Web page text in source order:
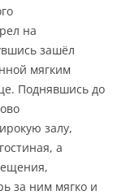
на
зашёл
мягким
Поднявшись до
залу,
а
за ним мягко и